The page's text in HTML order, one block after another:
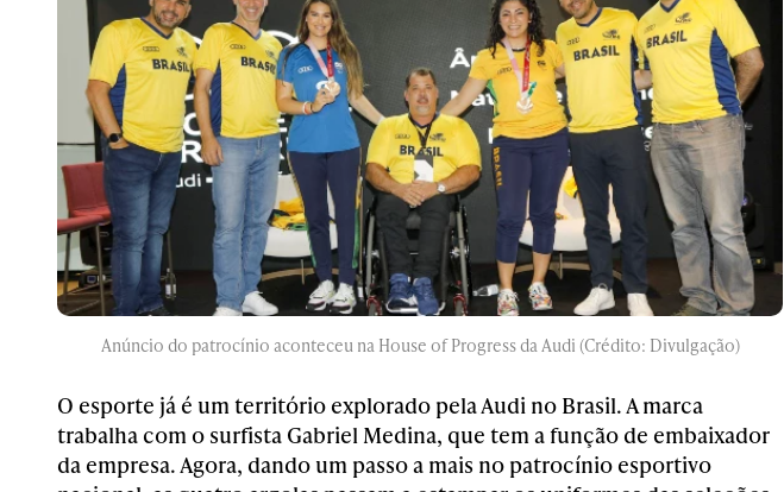
Anúncio do patrocínio aconteceu na House of Progress da Audi (Crédito: Divulgação)
O esporte já é um território explorado pela Audi no Brasil. A marca
trabalha com o surfista Gabriel Medina, que tem a função de embaixador
da empresa. Agora, dando um passo a mais no patrocínio esportivo